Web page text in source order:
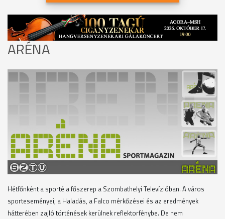
ARÉNA
Hétfőnként a sporté a főszerep a Szombathelyi Televízióban. A város
sporteseményei, a Haladás, a Falco mérkőzései és az eredmények
hátterében zajló történések kerülnek reflektorfénybe. De nem